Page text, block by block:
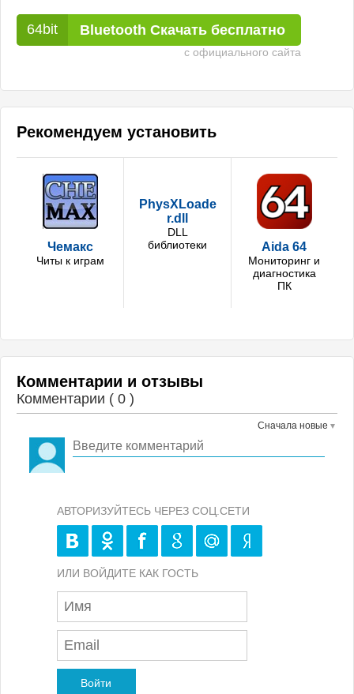
Bluetooth Скачать бесплатно
с официального сайта
Рекомендуем установить
Чемакс
Читы к играм
PhysXLoade
r.dll
DLL
библиотеки
Aida 64
Мониторинг и
диагностика
ПК
Комментарии и отзывы
Комментарии ( 0 )
Сначала новые
АВТОРИЗУЙТЕСЬ ЧЕРЕЗ СОЦ.СЕТИ
ИЛИ ВОЙДИТЕ КАК ГОСТЬ
Войти